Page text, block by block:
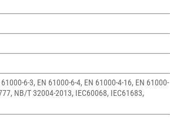
6-3, EN 61000-6-4, EN 61000-4-16, EN 61000-
NB/T 32004-2013, IEC60068, IEC61683,